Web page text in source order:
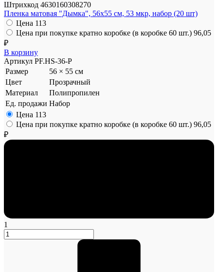
Штрихкод 4630160308270
Пленка матовая "Дымка", 56x55 см, 53 мкр, набор (20 шт)
Цена 113
Цена при покупке кратно коробке (в коробке 60 шт.) 96,05
₽
В корзину
Артикул PF.HS-36-P
Размер
56 × 55 см
Цвет
Прозрачный
Материал
Полипропилен
Ед. продажи Набор
Цена 113
Цена при покупке кратно коробке (в коробке 60 шт.) 96,05
₽
1